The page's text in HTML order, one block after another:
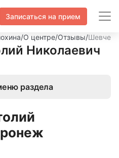
Записаться на прием
/О центре/Отзывы/
Николаевич
раздела